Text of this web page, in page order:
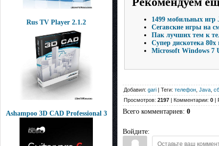
Rus TV Player 2.1.2
Ashampoo 3D CAD Professional 3
1499 мобильных игр
Сегавские игры на
Пак лучших тем к
Супер дискотека
Microsoft Windows 7
Добавил: gari | Теги: телефон Java
Просмотров: 2197 | Комментарии: 0 |
Всего комментариев: 0
Войдите: